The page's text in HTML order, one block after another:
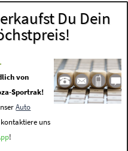
Du Dein
von
Sportrak!
Auto
uns
!